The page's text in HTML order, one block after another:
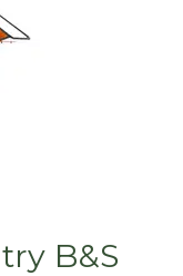
B&S